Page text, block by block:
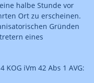
halbe Stunde vor
Ort zu erscheinen.
Gründen
eines
KOG iVm 42 Abs 1 AVG: